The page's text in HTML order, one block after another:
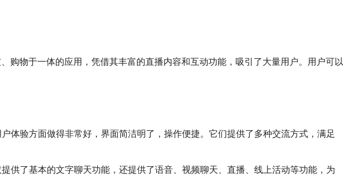
购物于一体的应用，凭借其丰富的直播内容和互动功能，吸引了大量用户。用户可以
体验方面做得非常好，界面简洁明了，操作便捷。它们提供了多种交流方式，满足
了基本的文字聊天功能，还提供了语音、视频聊天、直播、线上活动等功能，为